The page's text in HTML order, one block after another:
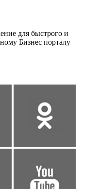
для быстрого и
Бизнес порталу